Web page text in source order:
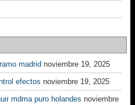
madrid noviembre 19, 2025
efectos noviembre 19, 2025
mdma puro holandes noviembre